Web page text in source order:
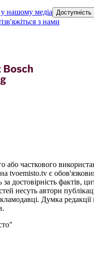
нашому медіа Доступність
зв'яжіться з нами
або часткового
tvoemisto.tv є
за достовірність фактів,
несуть автори
Думка редакцiї
"